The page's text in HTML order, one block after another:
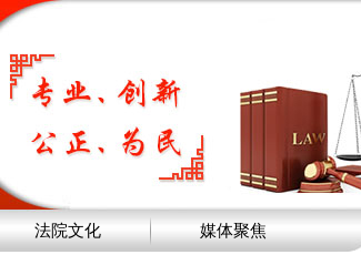
法院文化 媒体聚焦